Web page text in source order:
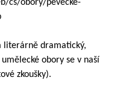
cs/obory/pevecke-
literárně dramatický,
obory se v naší
zkoušky).